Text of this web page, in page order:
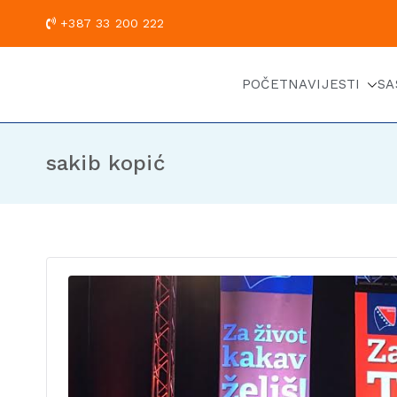
+387 33 200
POČETNAVIJESTI
sakib kopić